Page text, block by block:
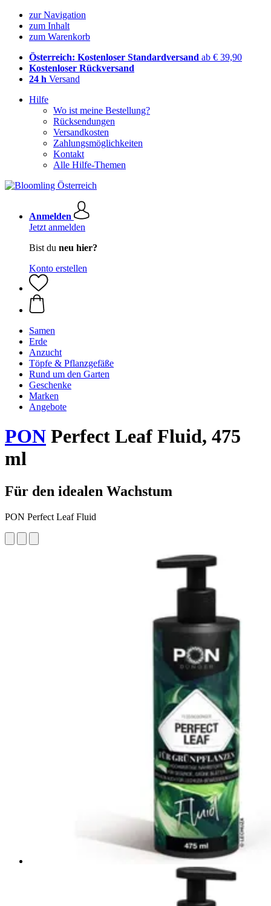
zur Navigation
zum Inhalt
zum Warenkorb
Österreich: Kostenloser Standardversand ab € 39,90
Kostenloser Rückversand
24 h Versand
Hilfe
Wo ist meine Bestellung?
Rücksendungen
Versandkosten
Zahlungsmöglichkeiten
Kontakt
Alle Hilfe-Themen
Anmelden
Jetzt anmelden
Bist du neu hier?
Konto erstellen
Samen
Erde
Anzucht
Töpfe & Pflanzgefäße
Rund um den Garten
Geschenke
Marken
Angebote
PON Perfect Leaf Fluid, 475
ml
Für den idealen Wachstum
PON Perfect Leaf Fluid